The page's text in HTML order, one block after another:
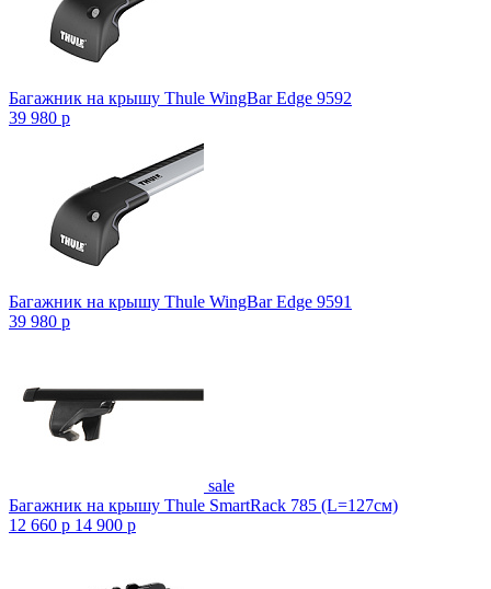
Багажник на крышу Thule WingBar Edge 9592
39 980 p
Багажник на крышу Thule WingBar Edge 9591
39 980 p
sale
Багажник на крышу Thule SmartRack 785 (L=127см)
12 660 p 14 900 p